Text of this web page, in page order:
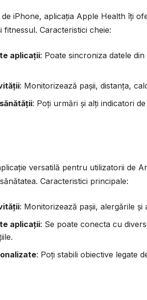
de iPhone, aplicația Apple Health îți
fitnessul. Caracteristici cheie:
aplicații: Poate sincroniza datele
: Monitorizează pașii, distanța,
: Poți urmări și alți indicatori
versatilă pentru utilizatorii de
Caracteristici principale:
: Monitorizează pașii, alergările și
aplicații: Se poate conecta cu
: Poți stabili obiective legate